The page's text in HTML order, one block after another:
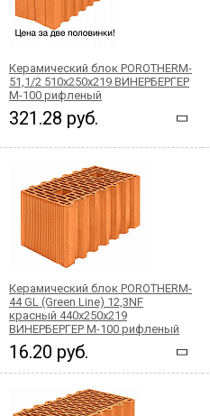
Керамический блок POROTHERM-
51,1/2 510x250x219 ВИНЕРБЕРГЕР
М-100 рифленый
321.28 руб.
Керамический блок POROTHERM-
44 GL (Green Line) 12,3NF
красный 440x250x219
ВИНЕРБЕРГЕР М-100 рифленый
16.20 руб.